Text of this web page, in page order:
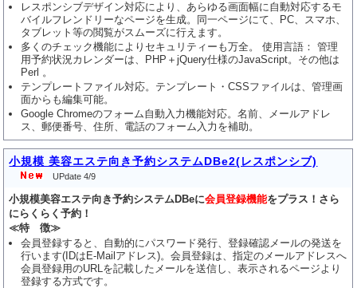
レスポンシブデザイン対応により、あらゆる画面幅に自動対応するモ
バイルフレンドリーなページを生成。同一ページにて、PC、スマホ、
タブレット等の閲覧がスムーズに行えます。
多くのチェック機能によりセキュリティーも万全。 使用言語： 管理
用予約状況カレンダーは、PHP＋jQuery仕様のJavaScript。その他は
Perl 。
テンプレートファイル対応。テンプレート・CSSファイルは、管理画
面からも編集可能。
Google Chromeのフォーム自動入力機能対応。名前、メールアドレ
ス、郵便番号、住所、電話のフォーム入力を補助。
小規模 美容エステ向き予約システムDBe2(レスポンシブ)
UPdate 4/9
小規模美容エステ向き予約システムDBeに会員登録機能をプラス！さら
にらくらく予約！
≪特 徴≫
会員登録すると、自動的にパスワード発行、登録確認メールの発送を
行います(IDはE-Mailアドレス)。会員登録は、指定のメールアドレスへ
会員登録用のURLを記載したメールを送信し、表示されるページより
登録する方式です。